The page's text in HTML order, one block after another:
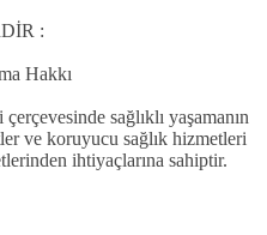
:
Hakkı
sağlıklı yaşamanın
ve koruyucu sağlık hizmetleri
ihtiyaçlarına sahiptir.